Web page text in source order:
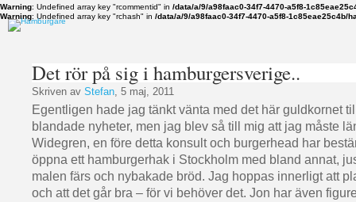
Warning: Undefined array key "rcommentid" in /data/a/9/a98faac0-34f7-4470-a5f8-
Warning: Undefined array key "rchash" in /data/a/9/a98faac0-34f7-4470-a5f8-
Det rör på sig i hamburgersverige..
Skriven av Stefan, 5 maj, 2011
Egentligen hade jag tänkt vänta med det här guldkornet
blandade nyheter, men jag blev så till mig att jag måste
Widegren, en före detta konsult och burgerhead har
öppna ett hamburgerhak i Stockholm med bland annat,
malen färs och nybakade bröd. Jag hoppas innerligt att
och att det går bra – för vi behöver det. Jon har även